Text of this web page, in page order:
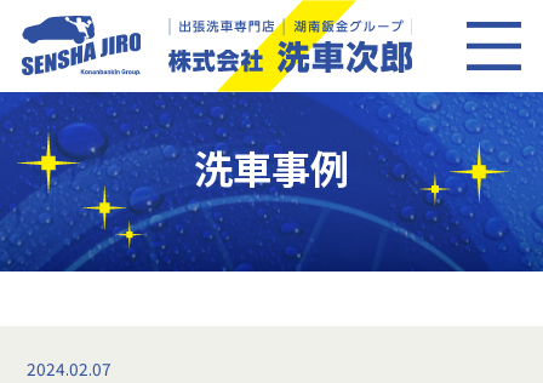
洗車事例
2024.02.07